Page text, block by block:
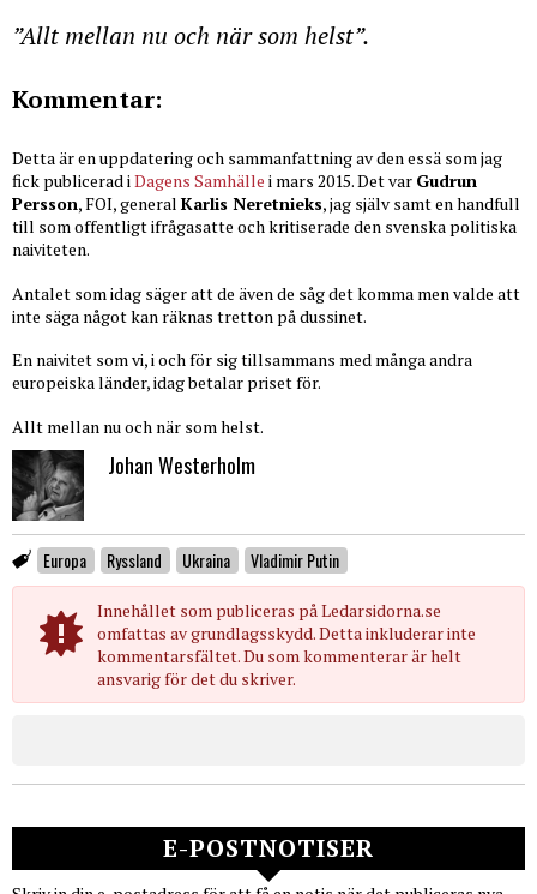
”Allt mellan nu och när som helst”.
Kommentar:
Detta är en uppdatering och sammanfattning av den essä som jag
fick publicerad iDagens Samhälle i mars 2015. Det var Gudrun
Persson, FOI, general Karlis Neretnieks, jag själv samt en handfull
till som offentligt ifrågasatte och kritiserade den svenska politiska
naiviteten.
Antalet som idag säger att de även de såg det komma men valde att
inte säga något kan räknas tretton på dussinet.
En naivitet som vi, i och för sig tillsammans med många andra
europeiska länder, idag betalar priset för.
Allt mellan nu och när som helst.
Johan Westerholm
Europa Ryssland Ukraina Vladimir Putin
Innehållet som publiceras på Ledarsidorna.se
omfattas av grundlagsskydd. Detta inkluderar inte
kommentarsfältet. Du som kommenterar är helt
ansvarig för det du skriver.
E-POSTNOTISER